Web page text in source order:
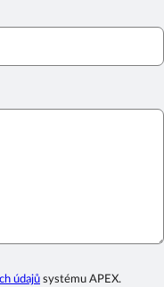
údajů systému APEX.